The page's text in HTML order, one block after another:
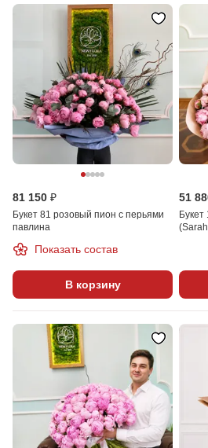
81 150 ₽
Букет 81 розовый пион с перьями
павлина
Показать состав
В корзину
51